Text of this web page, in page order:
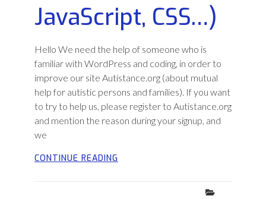
JavaScript, CSS…)
Hello We need the help of someone who is
familiar with WordPress and coding, in order to
improve our site Autistance.org (about mutual
help for autistic persons and families). If you want
to try to help us, please register to Autistance.org
and mention the reason during your signup, and
we
CONTINUE READING